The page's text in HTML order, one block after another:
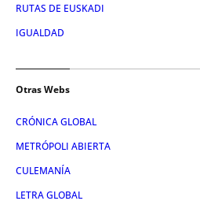
RUTAS DE EUSKADI
IGUALDAD
Otras Webs
CRÓNICA GLOBAL
METRÓPOLI ABIERTA
CULEMANÍA
LETRA GLOBAL